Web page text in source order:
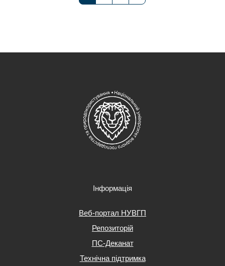
Інформація
Веб-портал НУВГП
Репозиторій
ПС-Деканат
Технічна підтримка